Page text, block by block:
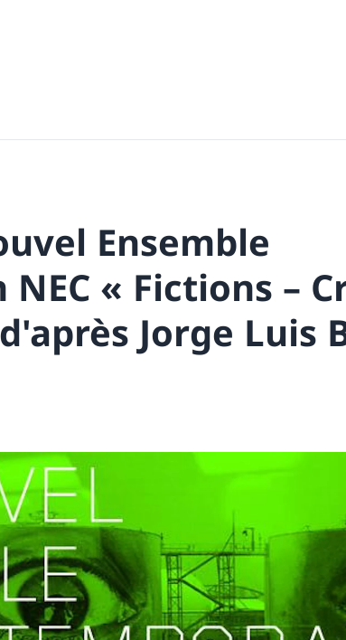
Ensemble
« Fictions –
Jorge Luis